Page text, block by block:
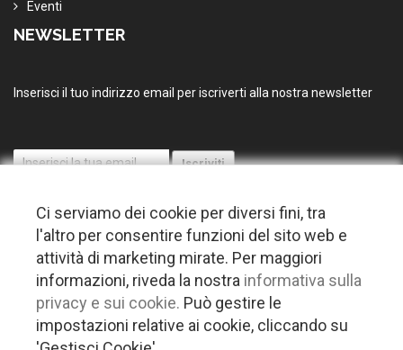
Eventi
NEWSLETTER
Inserisci il tuo indirizzo email per iscriverti alla nostra newsletter
© 2026 Copyright Puglia nel mondo. Tutti i diritti riservati |Privacy
-Cookie policy-Gestisci Cookie -
Ci serviamo dei cookie per diversi fini, tra
l'altro per consentire funzioni del sito web e
attività di marketing mirate. Per maggiori
informazioni, riveda la nostra informativa sulla
privacy e sui cookie. Può gestire le
impostazioni relative ai cookie, cliccando su
Questo plugin utilizza cookie per raccogliere dati e cookie di terze parti